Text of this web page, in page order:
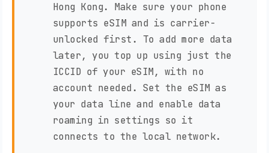
Hong Kong. Make sure your phone
supports eSIM and is carrier-
unlocked first. To add more data
later, you top up using just the
ICCID of your eSIM, with no
account needed. Set the eSIM as
your data line and enable data
roaming in settings so it
connects to the local network.